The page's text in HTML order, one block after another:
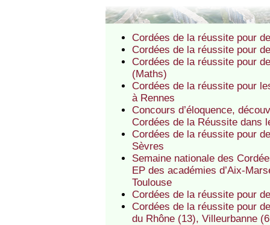
Cordées de la réussite pour
Cordées de la réussite pour
Cordées de la réussite pour
(Maths)
Cordées de la réussite pour
à Rennes
Concours d’éloquence,
Cordées de la Réussite dans
Cordées de la réussite pour
Sèvres
Semaine nationale des
EP des académies d’Aix-
Toulouse
Cordées de la réussite pour
Cordées de la réussite pour
du Rhône (13), Villeurbanne